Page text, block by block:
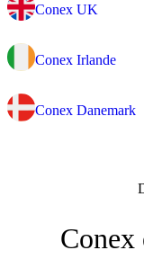
Conex UK
Conex Irlande
Conex Danemark
Conex